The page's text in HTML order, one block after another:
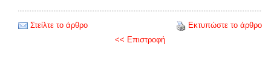
Στείλτε το άρθρο
Εκτυπώστε το άρθρο
<< Επιστροφή